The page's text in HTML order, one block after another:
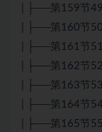
| ├──第159节
| ├──第160节
| ├──第161节
| ├──第162节
| ├──第163节
| ├──第164节
| ├──第165节